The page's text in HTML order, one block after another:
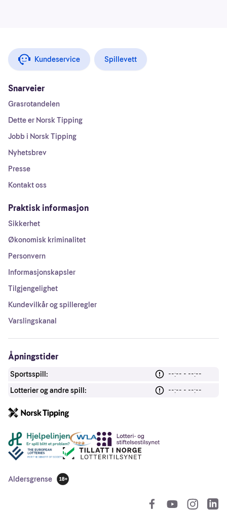
Kundeservice Spillevett
Snarveier
Grasrotandelen
Dette er Norsk Tipping
Jobb i Norsk Tipping
Nyhetsbrev
Presse
Kontakt oss
Praktisk informasjon
Sikkerhet
Økonomisk kriminalitet
Personvern
Informasjonskapsler
Tilgjengelighet
Kundevilkår og spilleregler
Varslingskanal
Åpningstider
Sportsspill:
--:-- - --:--
Lotterier og andre spill:
--:-- - --:--
Andre lenker
Aldersgrense
18 år